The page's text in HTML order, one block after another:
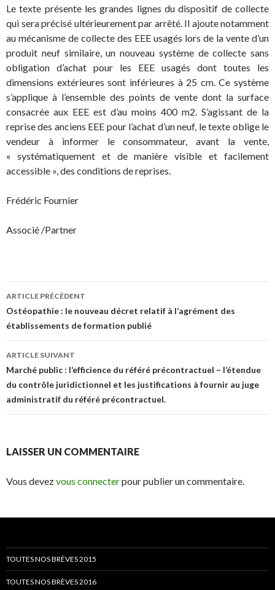
Le texte présente les grandes lignes du dispositif de collecte
qui sera précisé ultérieurement par arrêté. Il ajoute notamment
au mécanisme de collecte des EEE usagés lors de la vente d’un
produit neuf similaire, un nouveau système de collecte sans
obligation d’achat pour les EEE usagés dont toutes les
dimensions extérieures sont inférieures à 25 cm. Ce système
s’applique à l’ensemble des points de vente dont la surface
consacrée aux EEE est d’au moins 400 m2. S’agissant de la
reprise des anciens EEE pour l’achat d’un neuf, le texte oblige le
vendeur à informer le consommateur, avant la vente,
« systématiquement et de manière visible et facilement
accessible », des conditions de reprises.
Frédéric Fournier
Associé /Partner
Navigation
des
articles
ARTICLE PRÉCÉDENT
Ostéopathie : le nouveau décret relatif à l’agrément des
établissements de formation publié
ARTICLE SUIVANT
Marché public : l’efficience du référé précontractuel – l’étendue
du contrôle juridictionnel et les justifications à fournir au juge
administratif du référé précontractuel.
LAISSER UN COMMENTAIRE
Vous devezvous connecterpour publier un commentaire.
TOUTES NOS BRÈVES 2015
TOUTES NOS BRÈVES 2016